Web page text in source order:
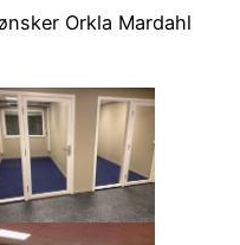
Orkla Mardahl